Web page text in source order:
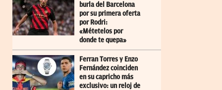
burla del Barcelona
por su primera oferta
por Rodri:
«Métetelos por
donde te quepa»
Ferran Torres y Enzo
Fernández coinciden
en su capricho más
exclusivo: un reloj de